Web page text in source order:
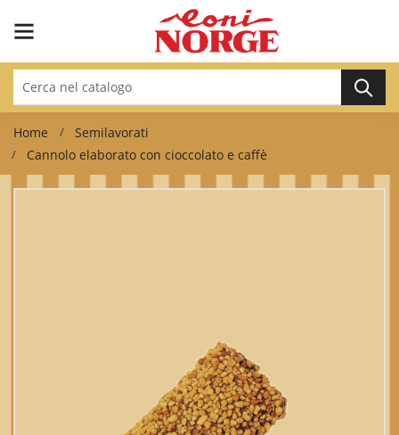
Home
Semilavorati
Cannolo elaborato con cioccolato e caffè